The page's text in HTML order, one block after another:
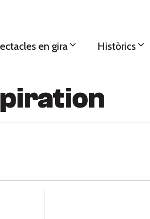
en gira Històrics